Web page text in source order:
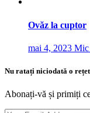
Ovăz la cuptor
mai 4, 2023 Mic
Nu ratați niciodată o
Abonați-vă și primiți